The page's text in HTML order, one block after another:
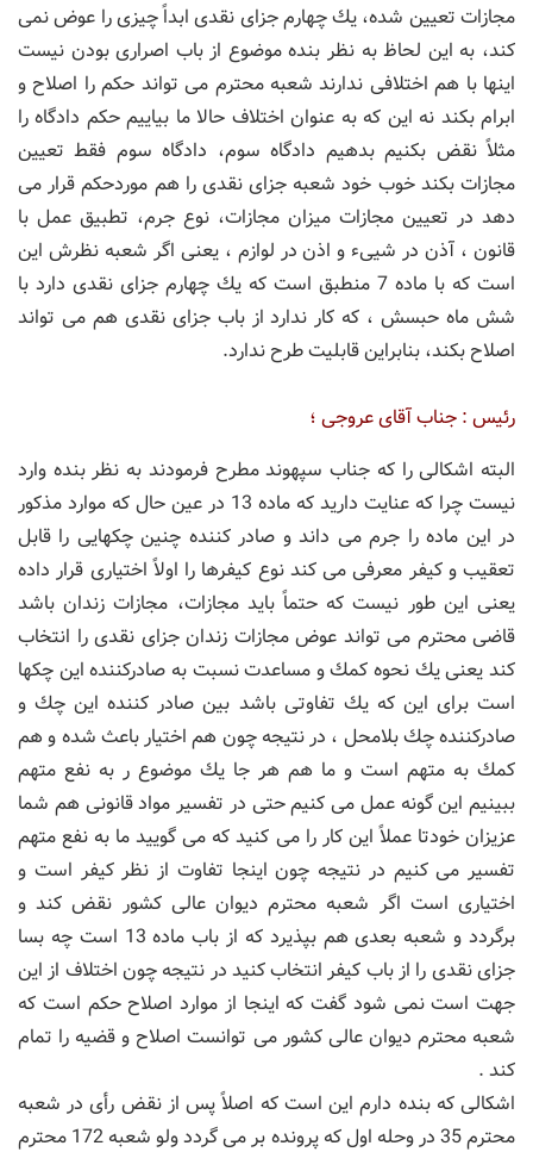
مجازات تعیین شده، یك چهارم جزای نقدی ابداً چیزی را عوض نمی
كند، به این لحاظ به نظر بنده موضوع از باب اصراری بودن نیست
اینها با هم اختلافی ندارند شعبه محترم می تواند حكم را اصلاح و
ابرام بكند نه این كه به عنوان اختلاف حالا ما بیاییم حكم دادگاه را
مثلاً نقض بكنیم بدهیم دادگاه سوم، دادگاه سوم فقط تعیین
مجازات بكند خوب خود شعبه جزای نقدی را هم موردحكم قرار می
دهد در تعیین مجازات میزان مجازات، نوع جرم، تطبیق عمل با
قانون ، آذن در شییء و اذن در لوازم ، یعنی اگر شعبه نظرش این
است كه با ماده 7 منطبق است كه یك چهارم جزای نقدی دارد با
شش ماه حبسش ، كه كار ندارد از باب جزای نقدی هم می تواند
اصلاح بكند، بنابراین قابلیت طرح ندارد.
رئیس : جناب آقای عروجی ؛
البته اشكالی را كه جناب سپهوند مطرح فرمودند به نظر بنده وارد
نیست چرا كه عنایت دارید كه ماده 13 در عین حال كه موارد مذكور
در این ماده را جرم می داند و صادر كننده چنین چكهایی را قابل
تعقیب و كیفر معرفی می كند نوع كیفرها را اولاً اختیاری قرار داده
یعنی این طور نیست كه حتماً باید مجازات، مجازات زندان باشد
قاضی محترم می تواند عوض مجازات زندان جزای نقدی را انتخاب
كند یعنی یك نحوه كمك و مساعدت نسبت به صادركننده این چكها
است برای این كه یك تفاوتی باشد بین صادر كننده این چك و
صادركننده چك بلامحل ، در نتیجه چون هم اختیار باعث شده و هم
كمك به متهم است و ما هم هر جا یك موضوع ر به نفع متهم
ببینیم این گونه عمل می كنیم حتی در تفسیر مواد قانونی هم شما
عزیزان خودتا عملاً این كار را می كنید كه می گویید ما به نفع متهم
تفسیر می كنیم در نتیجه چون اینجا تفاوت از نظر كیفر است و
اختیاری است اگر شعبه محترم دیوان عالی كشور نقض كند و
برگردد و شعبه بعدی هم بپذیرد كه از باب ماده 13 است چه بسا
جزای نقدی را از باب كیفر انتخاب كنید در نتیجه چون اختلاف از این
جهت است نمی شود گفت كه اینجا از موارد اصلاح حكم است كه
شعبه محترم دیوان عالی كشور می توانست اصلاح و قضیه را تمام
كند .
اشكالی كه بنده دارم این است كه اصلاً پس از نقض رأی در شعبه
محترم 35 در وحله اول كه پرونده بر می گردد ولو شعبه 172 محترم